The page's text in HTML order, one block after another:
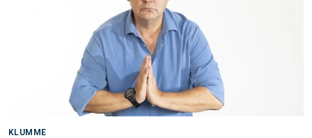
KLUMME